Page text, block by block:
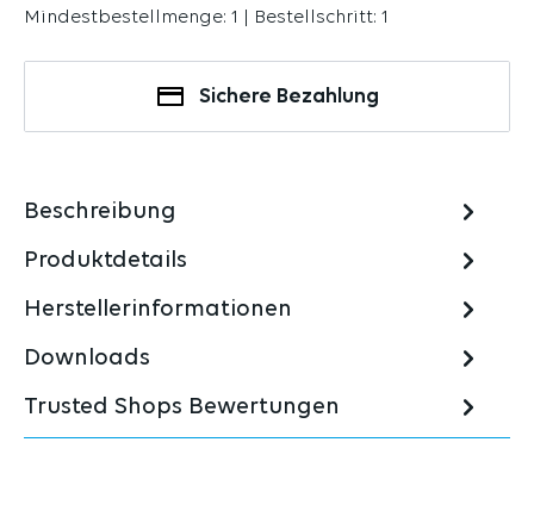
Mindestbestellmenge: 1 | Bestellschritt: 1
Sichere Bezahlung
Beschreibung
Produktdetails
Herstellerinformationen
Downloads
Trusted Shops Bewertungen